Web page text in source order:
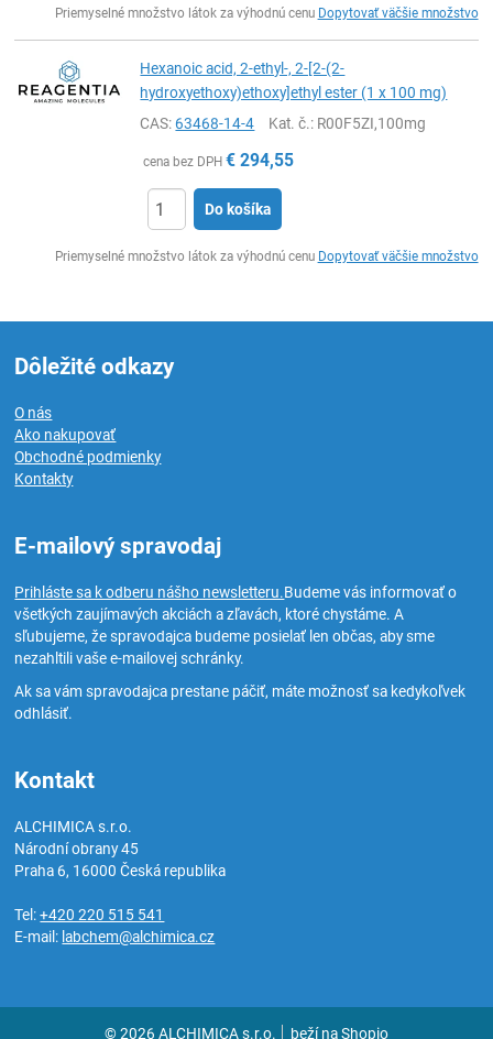
Priemyselné množstvo látok za výhodnú cenu Dopytovať väčšie množstvo
Hexanoic acid, 2-ethyl-, 2-[2-(2-
hydroxyethoxy)ethoxy]ethyl ester (1 x 100 mg)
CAS:63468-14-4 Kat. č.: R00F5ZI,100mg
cena bez DPH € 294,55
Do košíka
Priemyselné množstvo látok za výhodnú cenu Dopytovať väčšie množstvo
Dôležité odkazy
O nás
Ako nakupovať
Obchodné podmienky
Kontakty
E-mailový spravodaj
Prihláste sa k odberu nášho newsletteru.Budeme vás informovať o
všetkých zaujímavých akciách a zľavách, ktoré chystáme. A
sľubujeme, že spravodajca budeme posielať len občas, aby sme
nezahltili vaše e-mailovej schránky.
Ak sa vám spravodajca prestane páčiť, máte možnosť sa kedykoľvek
odhlásiť.
Kontakt
ALCHIMICA s.r.o.
Národní obrany 45
Praha 6, 16000Česká republika
Tel:+420 220 515 541
E-mail: labchem@alchimica.cz
© 2026 ALCHIMICA s.r.o. beží naShopio